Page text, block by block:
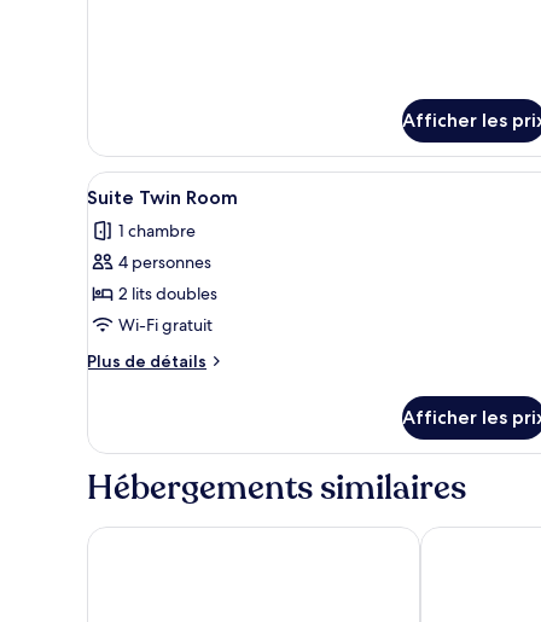
Afficher les
Afficher
toutes
les
photos
pour
ce
type
de
Suite
Twin
Room
Une chambre d’hôtel
5
Suite Twin Room
1 chambre
4 personnes
2 lits doubles
Wi-Fi gratuit
Plus de détails
Plus
Suite
Twin
Room
Afficher les
Hébergements similaires
Benikea Hotel Daelim Hotel